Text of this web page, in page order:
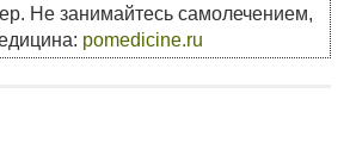
Не занимайтесь самолечением,
pomedicine.ru